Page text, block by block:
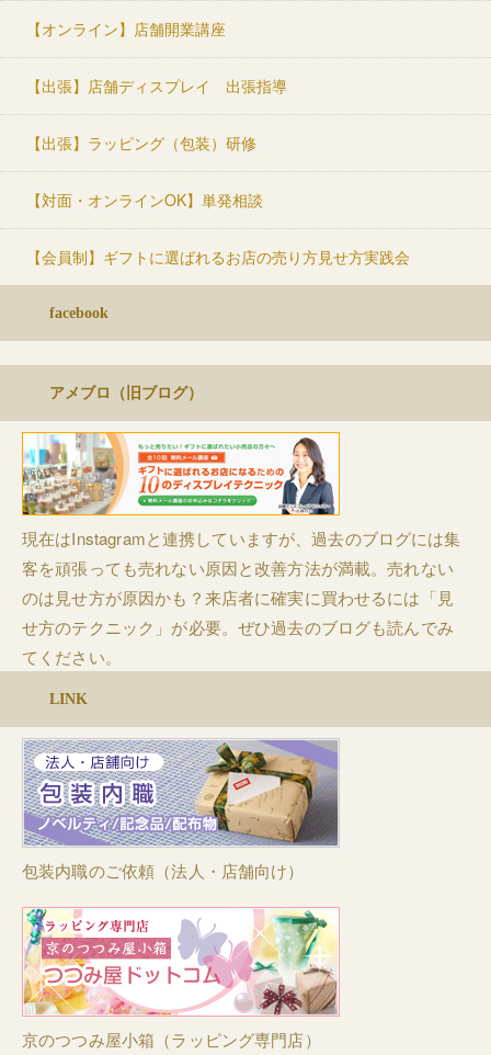
【オンライン】店舗開業講座
【出張】店舗ディスプレイ 出張指導
【出張】ラッピング（包装）研修
【対面・オンラインOK】単発相談
【会員制】ギフトに選ばれるお店の売り方見せ方実践会
facebook
アメブロ（旧ブログ）
現在はInstagramと連携していますが、過去のブログには集
客を頑張っても売れない原因と改善方法が満載。売れない
のは見せ方が原因かも？来店者に確実に買わせるには「見
せ方のテクニック」が必要。ぜひ過去のブログも読んでみ
てください。
LINK
包装内職のご依頼（法人・店舗向け）
京のつつみ屋小箱（ラッピング専門店）